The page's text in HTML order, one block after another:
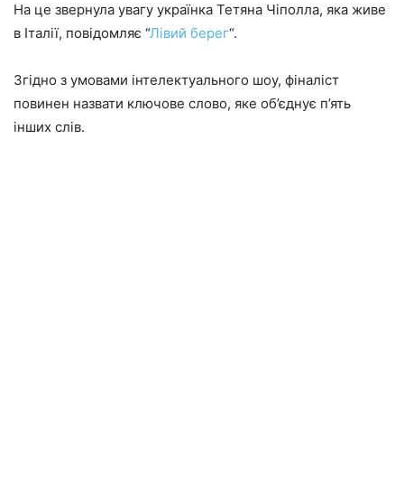
На це звернула увагу українка Тетяна Чіполла, яка живе
в Італії, повідомляє “Лівий берег“.
Згідно з умовами інтелектуального шоу, фіналіст
повинен назвати ключове слово, яке об’єднує п’ять
інших слів.